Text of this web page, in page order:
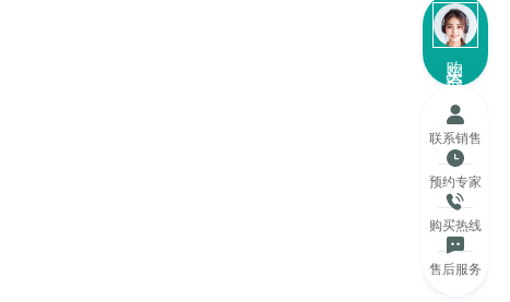
购买咨询
联系销售
预约专家
购买热线
售后服务